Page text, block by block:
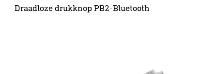
Draadloze drukknop PB2-Bluetooth